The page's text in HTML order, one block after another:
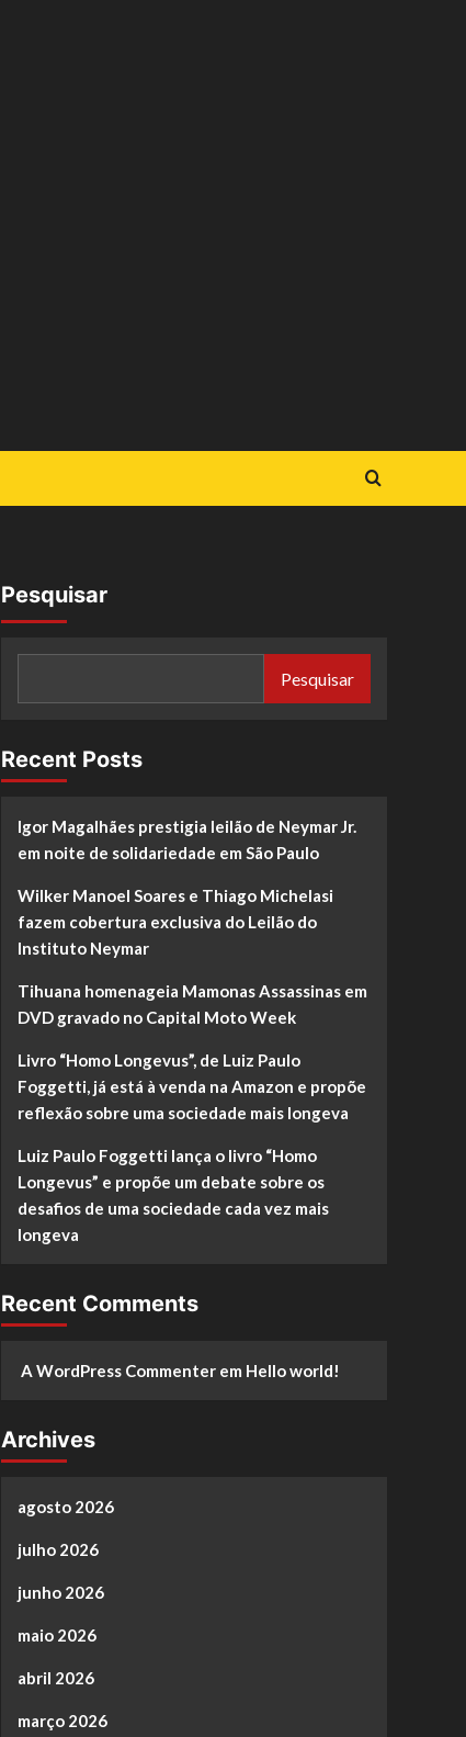
Pesquisar
Pesquisar
Recent Posts
Igor Magalhães prestigia leilão de Neymar Jr.
em noite de solidariedade em São Paulo
Wilker Manoel Soares e Thiago Michelasi
fazem cobertura exclusiva do Leilão do
Instituto Neymar
Tihuana homenageia Mamonas Assassinas em
DVD gravado no Capital Moto Week
Livro “Homo Longevus”, de Luiz Paulo
Foggetti, já está à venda na Amazon e propõe
reflexão sobre uma sociedade mais longeva
Luiz Paulo Foggetti lança o livro “Homo
Longevus” e propõe um debate sobre os
desafios de uma sociedade cada vez mais
longeva
Recent Comments
A WordPress Commenterem Hello world!
Archives
agosto 2026
julho 2026
junho 2026
maio 2026
abril 2026
março 2026